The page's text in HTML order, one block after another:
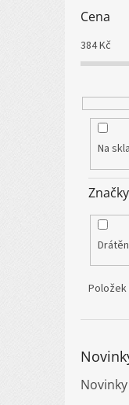
Cena
384Kč
Na
Značky